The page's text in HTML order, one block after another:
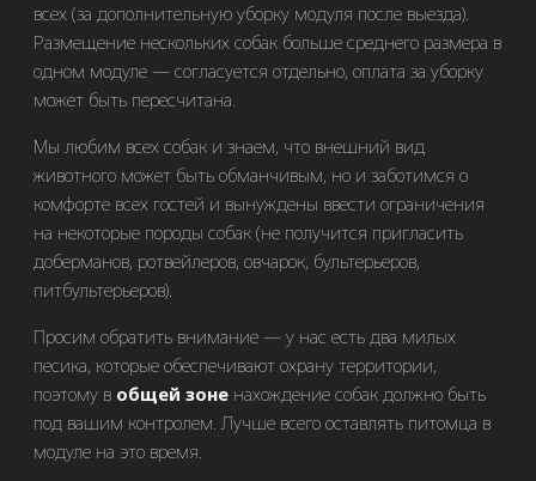
всех (за дополнительную уборку модуля после выезда).
Размещение нескольких собак больше среднего размера в
одном модуле — согласуется отдельно, оплата за уборку
может быть пересчитана.
Мы любим всех собак и знаем, что внешний вид
животного может быть обманчивым, но и заботимся о
комфорте всех гостей и вынуждены ввести ограничения
на некоторые породы собак (не получится пригласить
доберманов, ротвейлеров, овчарок, бультерьеров,
питбультерьеров).
Просим обратить внимание — у нас есть два милых
песика, которые обеспечивают охрану территории,
поэтому в общей зоне нахождение собак должно быть
под вашим контролем. Лучше всего оставлять питомца в
модуле на это время.